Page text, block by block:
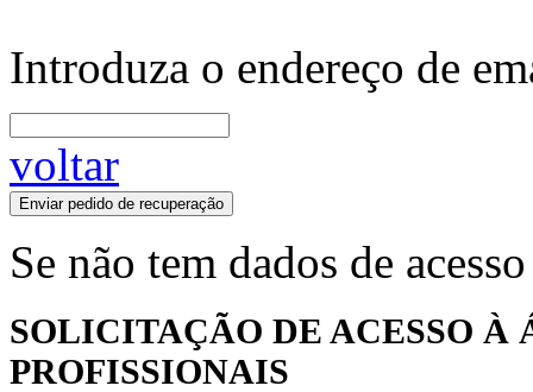
Introduza o endereço de
voltar
Enviar pedido de recuperação
Se não tem dados de
SOLICITAÇÃO DE ACESSO À
PROFISSIONAIS